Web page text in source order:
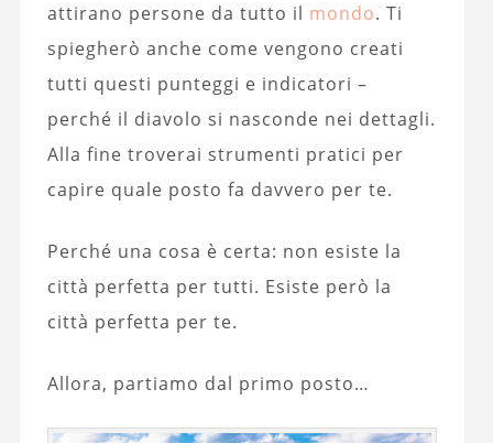
attirano persone da tutto il mondo. Ti
spiegherò anche come vengono creati
tutti questi punteggi e indicatori –
perché il diavolo si nasconde nei dettagli.
Alla fine troverai strumenti pratici per
capire quale posto fa davvero per te.
Perché una cosa è certa: non esiste la
città perfetta per tutti. Esiste però la
città perfetta per te.
Allora, partiamo dal primo posto…